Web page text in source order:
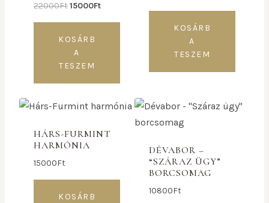
22000Ft15000Ft
KOSÁRB
A
TESZEM
KOSÁRB
A
TESZEM
HÁRS-FURMINT
HARMÓNIA
15000Ft
KOSÁRB
DÉVABOR –
“SZÁRAZ ÜGY”
BORCSOMAG
10800Ft